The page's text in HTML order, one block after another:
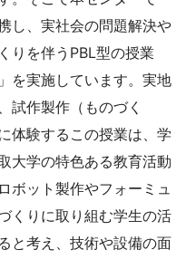
し、実社会の問題解決や
りを伴うPBL型の授業
を実施しています。実地
試作製作（ものづく
体験するこの授業は、学
大学の特色ある教育活動
ボット製作やフォーミュ
くりに取り組む学生の活
と考え、技術や設備の面